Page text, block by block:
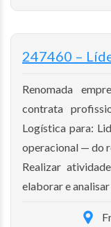
247460 –
Renomada
contrata
Logística para:
operacional — do
Realizar
elaborar e analisar